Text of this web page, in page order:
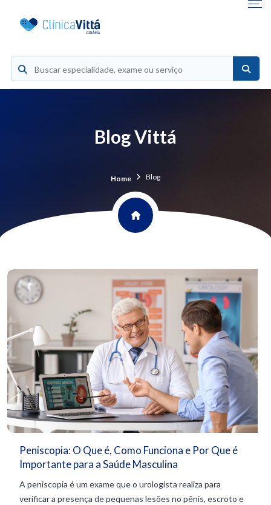
Blog Vittá
Home Blog
Peniscopia: O Que é, Como Funciona e Por Que é
Importante para a Saúde Masculina
A peniscopia é um exame que o urologista realiza para
verificar a presença de pequenas lesões no pênis, escroto e